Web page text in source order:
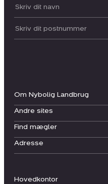
Hovedkontor
Om Nybolig Landbrug
Andre sites
Find mægler
Adresse
Dit navn:
Postnummer